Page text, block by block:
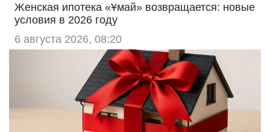
Женская ипотека «Ұмай» возвращается: новые
условия в 2026 году
6 августа 2026, 08:20